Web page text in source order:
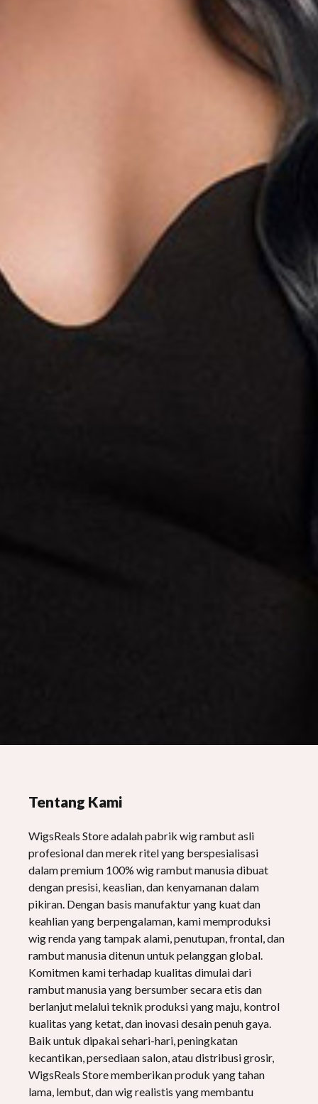
WigNyata
Tentang Kami
WigsReals Store adalah pabrik wig rambut asli
profesional dan merek ritel yang berspesialisasi
dalam premium 100% wig rambut manusia dibuat
dengan presisi, keaslian, dan kenyamanan dalam
pikiran. Dengan basis manufaktur yang kuat dan
keahlian yang berpengalaman, kami memproduksi
wig renda yang tampak alami, penutupan, frontal, dan
rambut manusia ditenun untuk pelanggan global.
Komitmen kami terhadap kualitas dimulai dari
rambut manusia yang bersumber secara etis dan
berlanjut melalui teknik produksi yang maju, kontrol
kualitas yang ketat, dan inovasi desain penuh gaya.
Baik untuk dipakai sehari-hari, peningkatan
kecantikan, persediaan salon, atau distribusi grosir,
WigsReals Store memberikan produk yang tahan
lama, lembut, dan wig realistis yang membantu